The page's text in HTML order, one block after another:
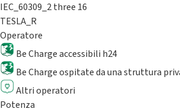
IEC_60309_2 three 16
TESLA_R
Operatore
Be Charge accessibili h24
Be Charge ospitate da una struttura
Altri operatori
Potenza